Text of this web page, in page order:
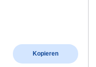
Kopieren